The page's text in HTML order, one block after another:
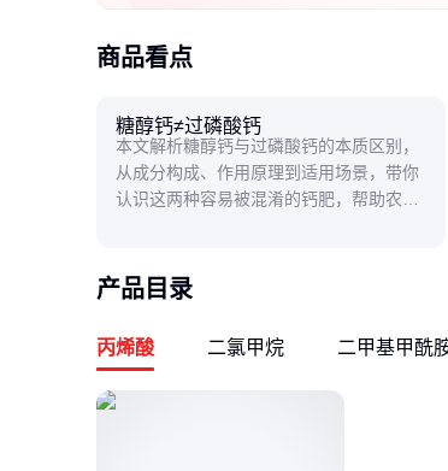
商品看点
糖醇钙≠过磷酸钙
本文解析糖醇钙与过磷酸钙的本质区别，
从成分构成、作用原理到适用场景，带你
认识这两种容易被混淆的钙肥，帮助农户
产品目录
丙烯酸 二氯甲烷 二甲基甲酰